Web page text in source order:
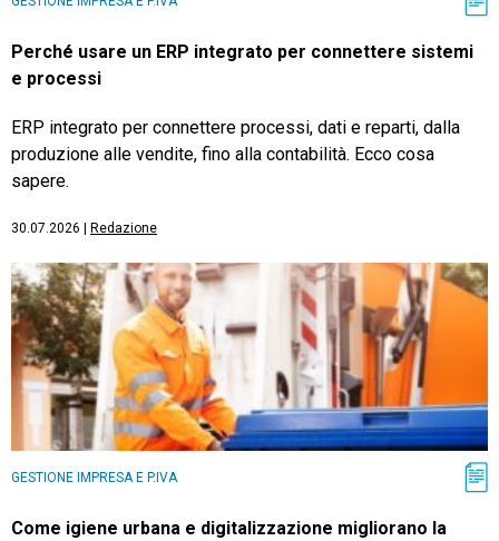
Perché usare un ERP integrato per connettere sistemi
e processi
ERP integrato per connettere processi, dati e reparti, dalla
produzione alle vendite, fino alla contabilità. Ecco cosa
sapere.
30.07.2026 Redazione
GESTIONE IMPRESA E P.IVA
Come igiene urbana e digitalizzazione migliorano la